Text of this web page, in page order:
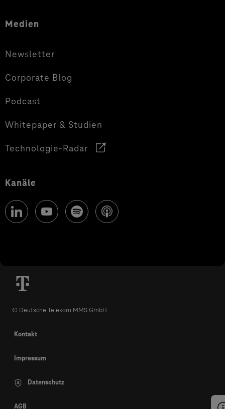
Medien
Newsletter
Corporate Blog
Podcast
Whitepaper & Studien
Technologie-Radar
Kanäle
© Deutsche Telekom MMS GmbH
Kontakt
Impressum
Datenschutz
AGB